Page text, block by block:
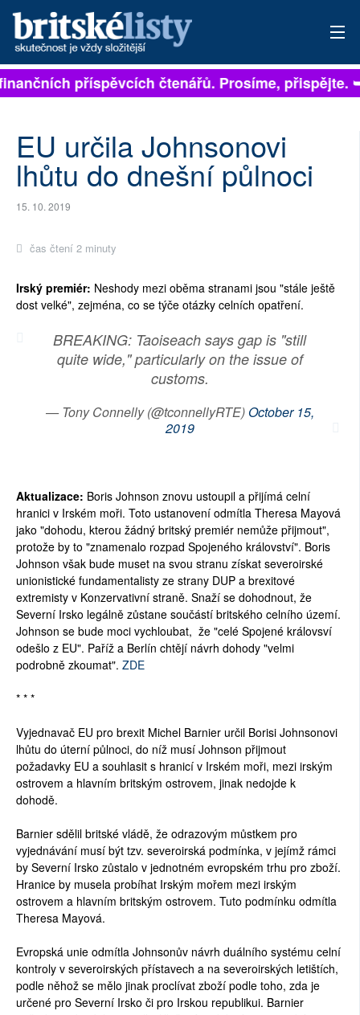
PŘIHLÁSIT
ARCHIV
AUTOŘI
PŘÍSPĚVKY NA PROVOZ
RUBRIKY
finančních příspěvcích čtenářů. Prosíme,
EU určila Johnsonovi
lhůtu do dnešní půlnoci
15. 10. 2019
čas čtení 2 minuty
Irský premiér: Neshody mezi oběma stranami jsou "stále ještě
dost velké", zejména, co se týče otázky celních opatření.
BREAKING: Taoiseach says gap is "still
quite wide," particularly on the issue of
customs.
— Tony Connelly (@tconnellyRTE)October 15,
2019
Aktualizace: Boris Johnson znovu ustoupil a přijímá celní
hranici v Irském moři. Toto ustanovení odmítla Theresa Mayová
jako "dohodu, kterou žádný britský premiér nemůže přijmout",
protože by to "znamenalo rozpad Spojeného království". Boris
Johnson však bude muset na svou stranu získat severoirské
unionistické fundamentalisty ze strany DUP a brexitové
extremisty v Konzervativní straně. Snaží se dohodnout, že
Severní Irsko legálně zůstane součástí britského celního území.
Johnson se bude moci vychloubat, že "celé Spojené královsví
odešlo z EU". Paříž a Berlín chtějí návrh dohody "velmi
podrobně zkoumat". ZDE
* * *
Vyjednavač EU pro brexit Michel Barnier určil Borisi Johnsonovi
lhůtu do úterní půlnoci, do níž musí Johnson přijmout
požadavky EU a souhlasit s hranicí v Irském moři, mezi irským
ostrovem a hlavním britským ostrovem, jinak nedojde k
dohodě.
Barnier sdělil britské vládě, že odrazovým můstkem pro
vyjednávání musí být tzv. severoirská podmínka, v jejímž rámci
by Severní Irsko zůstalo v jednotném evropském trhu pro zboží.
Hranice by musela probíhat Irským mořem mezi irským
ostrovem a hlavním britským ostrovem. Tuto podmínku odmítla
Theresa Mayová.
Evropská unie odmítla Johnsonův návrh duálního systému celní
kontroly v severoirských přístavech a na severoirských letištích,
podle něhož se mělo jinak proclívat zboží podle toho, zda je
určené pro Severní Irsko či pro Irskou republikui. Barnier